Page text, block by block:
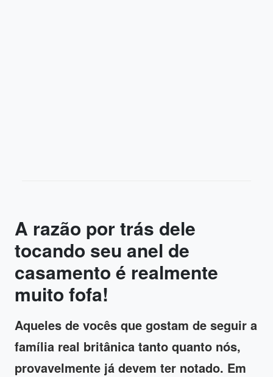
A razão por trás dele
tocando seu anel de
casamento é realmente
muito fofa!
Aqueles de vocês que gostam de seguir a
família real britânica tanto quanto nós,
provavelmente já devem ter notado. Em